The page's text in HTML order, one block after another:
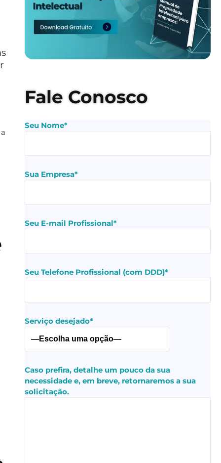
Fale Conosco
Seu Nome*
Sua Empresa*
Seu E-mail Profissional*
Seu Telefone Profissional (com DDD)*
Serviço desejado*
Caso prefira, detalhe um pouco da sua
necessidade e, em breve, retornaremos a sua
solicitação.